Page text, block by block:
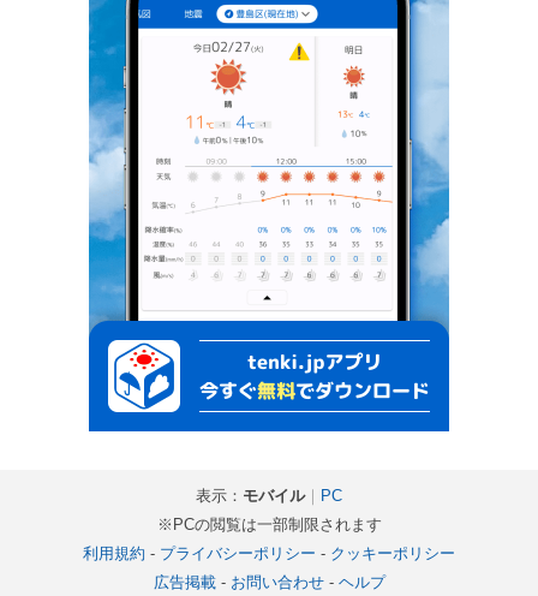
表示： モバイル｜ PC
※PCの閲覧は一部制限されます
利用規約 - プライバシーポリシー - クッキーポリシー
広告掲載- お問い合わせ- ヘルプ